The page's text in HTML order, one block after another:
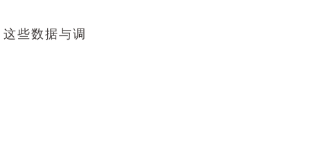
些数据与调